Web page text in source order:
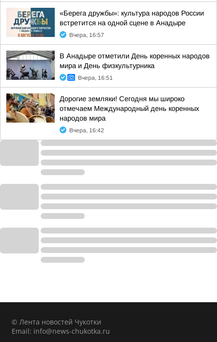
«Берега дружбы»: культура народов России
встретится на одной сцене в Анадыре
Вчера, 16:57
В Анадыре отметили День коренных народов
мира и День физкультурника
Вчера, 16:51
Дорогие земляки! Сегодня мы широко
отмечаем Международный день коренных
народов мира
Вчера, 16:42
© Лента новостей Чукотки
Email: info@news-chukotka.ru